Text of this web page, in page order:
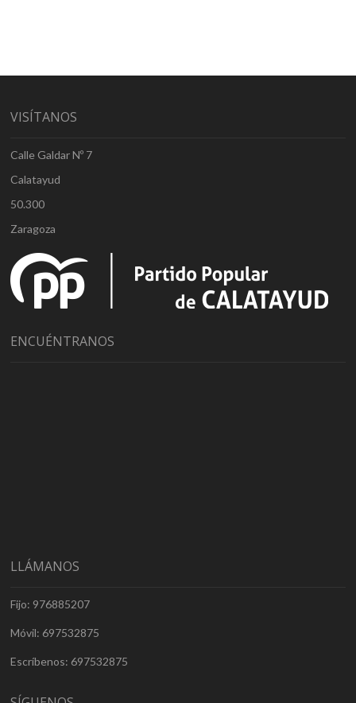
VISÍTANOS
Calle Galdar Nº 7
Calatayud
50.300
Zaragoza
ENCUÉNTRANOS
LLÁMANOS
Fijo: 976885207
Móvil: 697532875
Escríbenos: 697532875